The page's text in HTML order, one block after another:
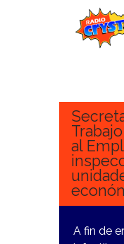
Eventos
Noticias
Para ti
Contacto
al
A fin de